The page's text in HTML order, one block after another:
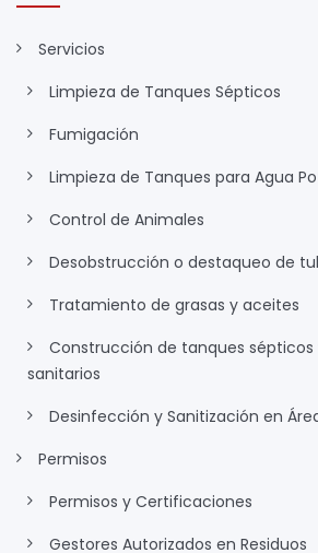
Servicios
Limpieza de Tanques Sépticos
Fumigación
Limpieza de Tanques para Agua
Control de Animales
Desobstrucción o destaqueo de
Tratamiento de grasas y aceites
Construcción de tanques sépticos
sanitarios
Desinfección y Sanitización en
Permisos
Permisos y Certificaciones
Gestores Autorizados en Residuos